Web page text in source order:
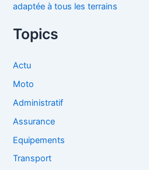
adaptée à tous les terrains
Topics
Actu
Moto
Administratif
Assurance
Equipements
Transport